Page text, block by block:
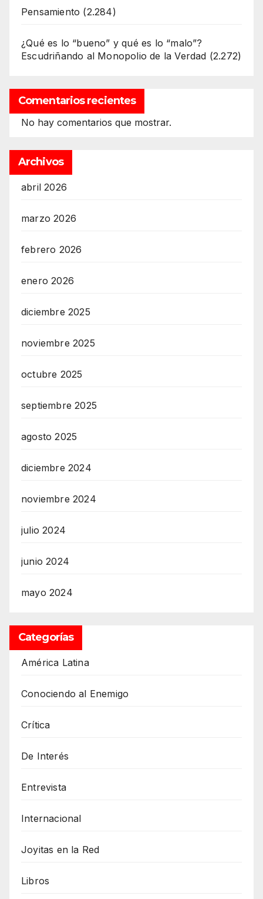
Pensamiento (2.284)
¿Qué es lo “bueno” y qué es lo “malo”?
Escudriñando al Monopolio de la Verdad (2.272)
Comentarios recientes
No hay comentarios que mostrar.
Archivos
abril 2026
marzo 2026
febrero 2026
enero 2026
diciembre 2025
noviembre 2025
octubre 2025
septiembre 2025
agosto 2025
diciembre 2024
noviembre 2024
julio 2024
junio 2024
mayo 2024
Categorías
América Latina
Conociendo al Enemigo
Crítica
De Interés
Entrevista
Internacional
Joyitas en la Red
Libros